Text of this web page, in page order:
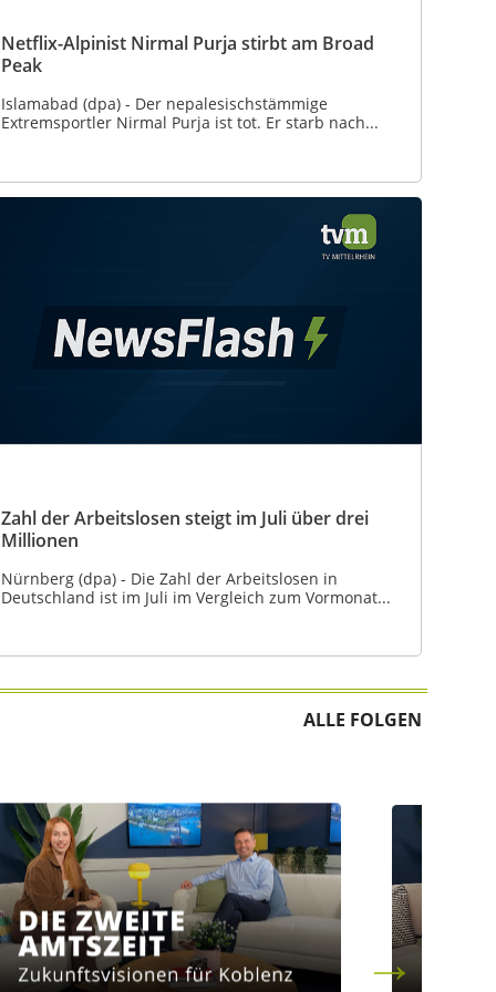
Netflix-Alpinist Nirmal Purja stirbt am Broad
Peak
Islamabad (dpa) - Der nepalesischstämmige
Extremsportler Nirmal Purja ist tot. Er starb nach...
Zahl der Arbeitslosen steigt im Juli über drei
Millionen
Nürnberg (dpa) - Die Zahl der Arbeitslosen in
Deutschland ist im Juli im Vergleich zum Vormonat...
ALLE FOLGEN